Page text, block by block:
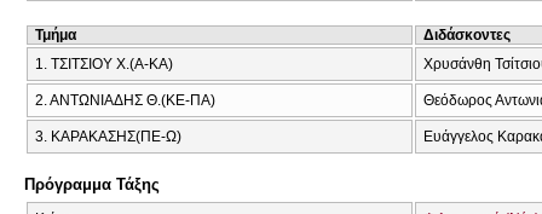
Τμήμα
Διδάσκοντες
1. ΤΣΙΤΣΙΟΥ Χ.(Α-ΚΑ)
Χρυσάνθη
2. ΑΝΤΩΝΙΑΔΗΣ Θ.(ΚΕ-ΠΑ) Θεόδωρος
3. ΚΑΡΑΚΑΣΗΣ(ΠΕ-Ω) Ευάγγελος
Πρόγραμμα Τάξης